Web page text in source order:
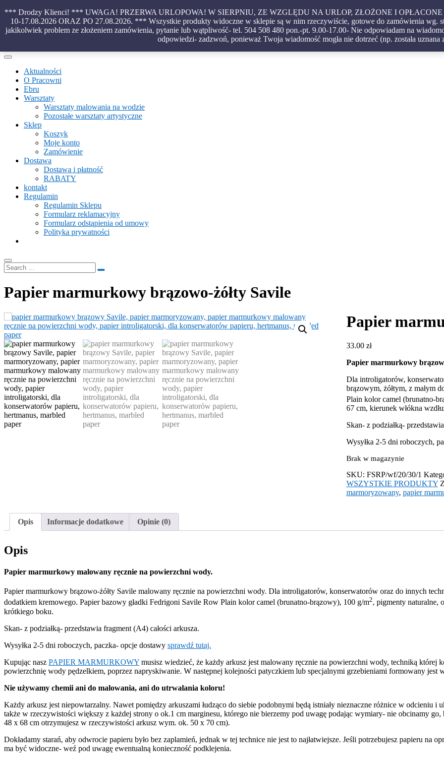
*** Drodzy Klienci! *** UWAGA! PRZERWA URLOPOWA! W SIERPNIU, ZE WZGLĘDU NA URLOP, ZŁOŻONE I
10-17.08.2026 ORAZ PO 27.08.2026. *** Wszystkie produkty widoczne w sklepie są w nim rzeczywiście, gotowe do zamówienia wg.
jakikolwiek problem ze złożeniem zamówienia, pytanie lub wątpliwość- tel. 504 508 480 pon.-pt. 9.00-17.00- Nie odpowiadam na
odpowiedzi- zadzwoń, ponieważ Twoja wiadomość mogła nie dotrzeć (np. została
Skip
content
Piękno malowane na wodzie – papiery marmurkowe – materiały introligatorskie – oprawy – etui – pudełka
Aktualności
O Pracowni
Ebru
Warsztaty
Warsztaty malowania na wodzie
Pozostałe warsztaty artystyczne
Sklep
Koszyk
Moje konto
Zamówienie
Dostawa
Dostawa i płatność
RABATY
kontakt
Regulamin
Regulamin Sklepu
Formularz reklamacyjny
Formularz odstąpienia od umowy
Polityka prywatności
Papier marmurkowy brązowo-żółty Savile
Papier
33.00 zł
Papier marmurkowy
Dla introligatorów,
brązowym, żółtym, z małym
Plain kolor camel (brunatno-
67 cm, kierunek włókna
Skan- z podziałką-
Wysyłka 2-5 dni roboczych,
Brak w magazynie
SKU: FSRP/wf/20/30/1
WSZYSTKIE PRODUKTY
marmoryzowany, papier
Opis Informacje dodatkowe Opinie (0)
Opis
Papier marmurkowy malowany ręcznie na powierzchni wody.
Papier marmurkowy brązowo-żółty Savile malowany ręcznie na powierzchni wody. Dla introligatorów, konserwatorów oraz do innych
dodatkiem kremowego. Papier bazowy gładki Fedrigoni Savile Row Plain kolor camel (brunatno-brązowy), 100 g/m2, pigmenty naturalne,
krótkiego boku.
Skan- z podziałką- przedstawia fragment (A4) całości arkusza.
Wysyłka 2-5 dni roboczych, paczka- opcje dostawy sprawdź tutaj.
Kupując nasz PAPIER MARMURKOWY musisz wiedzieć, że każdy arkusz jest malowany ręcznie na powierzchni wody, techniką której
powierzchnię wody pędzelkiem, poprzez napryskiwanie. W następnej kolejności patyczkiem lub specjalnymi grzebieniami formowany jest
Nie używamy chemii ani do malowania, ani do utrwalania koloru!
Każdy arkusz jest niepowtarzalny. Nawet pomiędzy arkuszami łudząco do siebie podobnymi będą istniały nieznaczne różnice w odcieniu
także w rzeczywistości większy z każdej strony o ok.1 cm marginesu, którego nie bierzemy pod uwagę podając wymiary- nie obcinamy
48 x 68 cm otrzymujesz w rzeczywistości arkusz wym. ok. 50 x 70 cm).
Dokładamy starań, aby odwrocie papieru było bez zaplamień, jednak w tej technice nie jest to najłatwiejsze. Jeśli potrzebujesz papieru na
ma być widoczne- weź pod uwagę ewentualną konieczność podklejenia.